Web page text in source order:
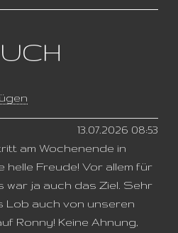
13.07.2026 08:53
am Wochenende in
helle Freude! Vor allem für
war ja auch das Ziel. Sehr
Lob auch von unseren
Ronny! Keine Ahnung,